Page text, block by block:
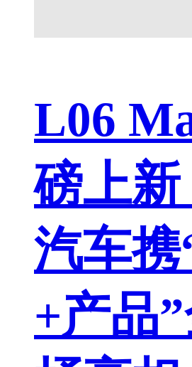
L06
磅上
汽车
+产品